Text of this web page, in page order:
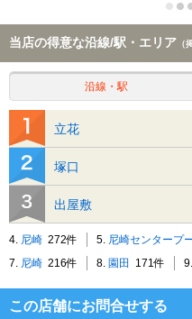
当店の得意な沿線/駅・エリア （
沿線・駅
立花
塚口
出屋敷
4. 尼崎 272件 5. 尼崎センタープ
7. 尼崎 216件 8. 園田 171件 9.
この店舗にお問合せする